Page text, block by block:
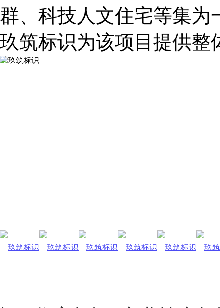
群、科技人文住宅等集为
玖筑标识为该项目提供整